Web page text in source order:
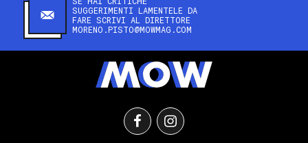
SUGGERIMENTI LAMENTELE DA
FARE SCRIVI AL DIRETTORE
MORENO.PISTO@MOWMAG.COM